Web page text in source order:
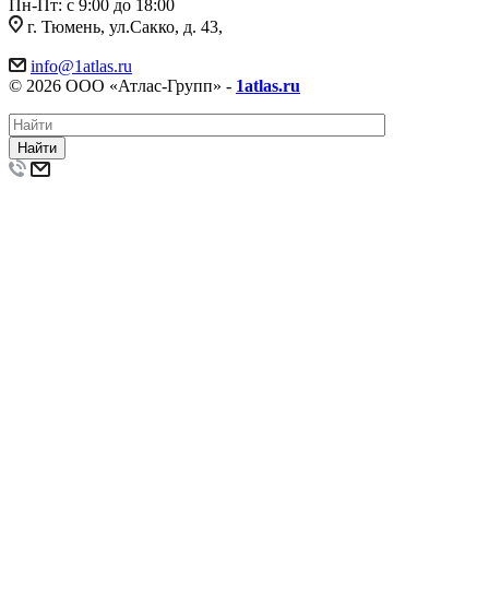
Пн-Пт: с 9:00 до 18:00
г. Тюмень, ул.Сакко, д. 43,
info@1atlas.ru
© 2026 ООО «Атлас-Групп» - 1atlas.ru
Найти